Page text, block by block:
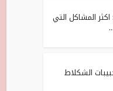
المشاكل التي
الشكلاط